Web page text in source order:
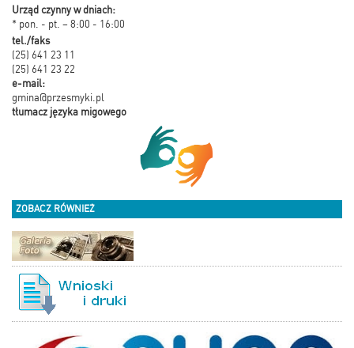
Urząd czynny w dniach:
* pon. - pt. – 8:00 - 16:00
tel./faks
(25) 641 23 11
(25) 641 23 22
e-mail:
gmina@przesmyki.pl
tłumacz języka migowego
ZOBACZ RÓWNIEŻ